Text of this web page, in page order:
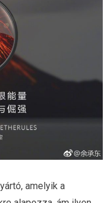
amelyik a